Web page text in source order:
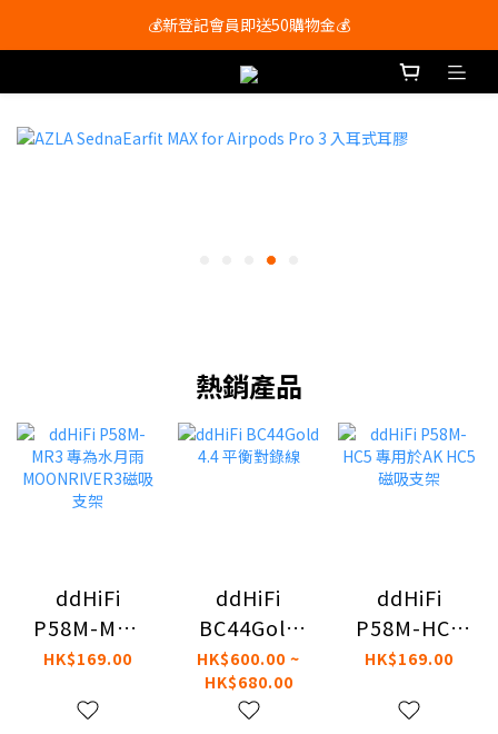
會員尊享購物滿$250即享免運費🚚
會員尊享購物滿$250即享免運費🚚
熱銷產品
ddHiFi
P58M-MR3
專為水月雨
磁吸支架
HK$169.00
ddHiFi
BC44Gold
4.4 平衡對錄
線
HK$600.00 ~
HK$680.00
ddHiFi
P58M-HC5
專用於AK
架
HK$169.00